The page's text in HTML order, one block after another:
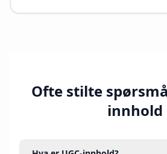
Ofte stilte
innhold